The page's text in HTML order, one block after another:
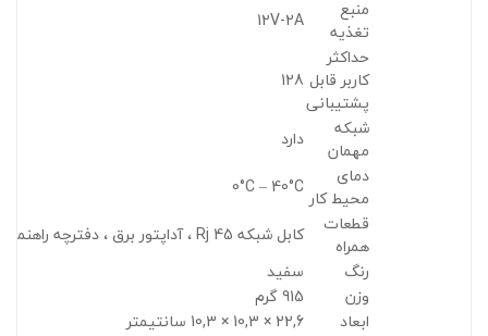
منبع
تغذیه
12V-2A
حداکثر
کاربر قابل
پشتیبانی
128
شبکه
مهمان
دارد
دمای
محیط کار 0°C – 40°C
قطعات
همراه
کابل شبکه Rj 45 ، آداپتور برق ، دفترچه راهنما
رنگ
سفید
وزن
915 گرم
ابعاد
22,6 × 10,3 × 10,3 سانتیمتر